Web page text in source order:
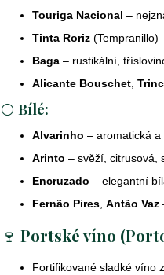
Touriga Nacional –
Tinta Roriz (Tempranillo)
Baga – rustikální,
Alicante Bouschet,
⚪ Bílé:
Alvarinho – aromatická
Arinto – svěží, citrusová,
Encruzado – elegantní
Fernão Pires, Antão Vaz
🍷 Portské víno
Fortifikované sladké víno